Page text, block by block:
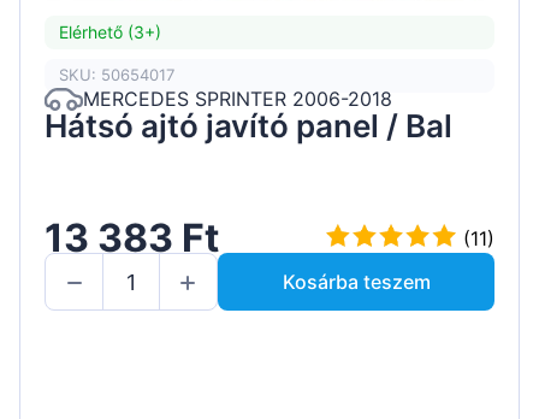
Elérhető (3+)
SKU: 50654017
MERCEDES SPRINTER 2006-2018
Hátsó ajtó javító panel / Bal
13 383 Ft
(11)
Kosárba teszem